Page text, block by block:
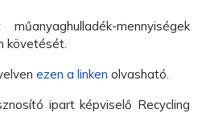
mennyiségek
követését.
ezen a linken olvasható.
ipart képviselő Recycling